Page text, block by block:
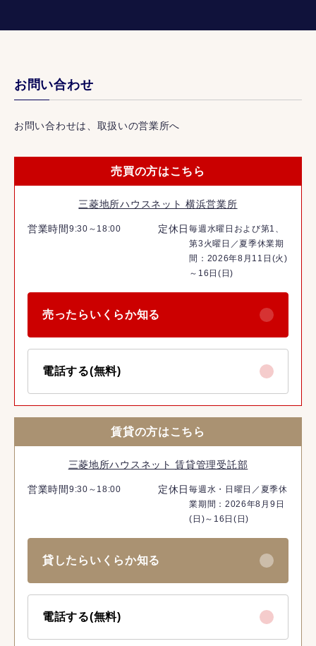
お問い合わせ
お問い合わせは、取扱いの営業所へ
売買の方はこちら
三菱地所ハウスネット 横浜営業所
営業時間 9:30～18:00 定休日毎週水曜日および第1、
第3火曜日／夏季休業期
間：2026年8月11日(火)
～16日(日)
売ったらいくらか知る
電話する(無料)
賃貸の方はこちら
三菱地所ハウスネット 賃貸管理受託部
営業時間 9:30～18:00 定休日毎週水・日曜日／夏季休
業期間：2026年8月9日
(日)～16日(日)
貸したらいくらか知る
電話する(無料)